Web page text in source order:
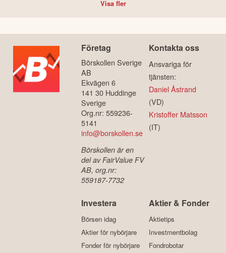
Visa fler
Företag
Börskollen Sverige
AB
Ekvägen 6
141 30 Huddinge
Sverige
Org.nr: 559236-
5141
info@borskollen.se
Börskollen är en
del av FairValue FV
AB, org.nr:
559187-7732
Kontakta oss
Ansvariga för
tjänsten:
Daniel Åstrand
(VD)
Kristoffer Matsson
(IT)
Investera
Börsen idag
Aktier för nybörjare
Fonder för nybörjare
Aktier & Fonder
Aktietips
Investmentbolag
Fondrobotar